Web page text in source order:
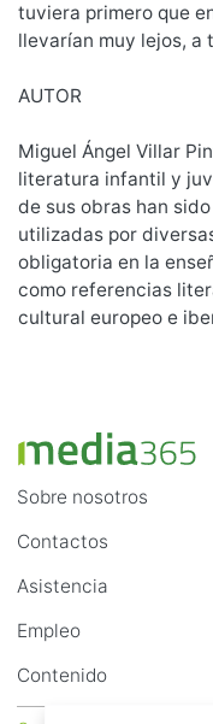
tuviera primero que
llevarían muy lejos, a
AUTOR
Miguel Ángel Villar
literatura infantil y
de sus obras han
utilizadas por
obligatoria en la
como referencias
cultural europeo e
Sobre nosotros
Contactos
Asistencia
Empleo
Contenido